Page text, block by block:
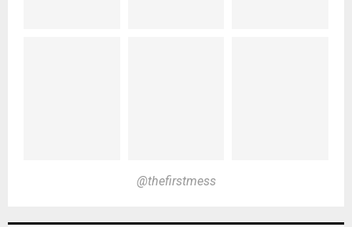
@thefirstmess